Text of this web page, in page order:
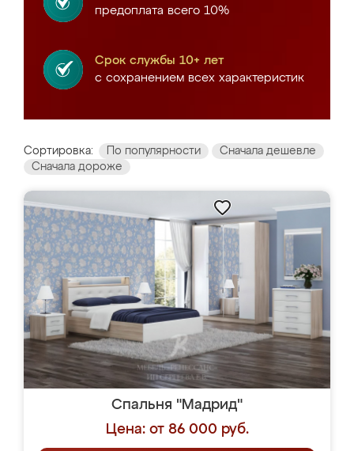
предоплата всего 10%
Срок службы 10+ лет
с сохранением всех характеристик
Сортировка: По популярности
Сначала дешевле
Сначала дороже
Спальня "Мадрид"
Цена: от 86 000 руб.